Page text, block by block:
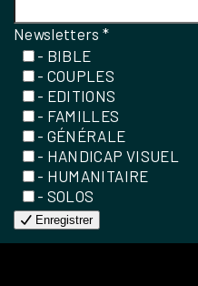
Newsletters*
- BIBLE
- COUPLES
- EDITIONS
- FAMILLES
- GÉNÉRALE
- HANDICAP VISUEL
- HUMANITAIRE
- SOLOS
Enregistrer